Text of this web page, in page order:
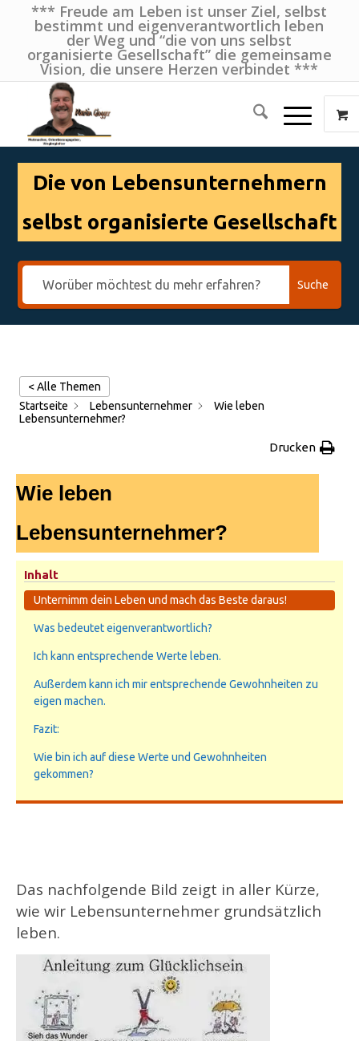
*** Freude am Leben ist unser Ziel, selbst
bestimmt und eigenverantwortlich leben
der Weg und “die von uns selbst
organisierte Gesellschaft” die gemeinsame
Vision, die unsere Herzen verbindet ***
Die von Lebensunternehmern
selbst organisierte Gesellschaft
Suche
< Alle Themen
Startseite
Lebensunternehmer
Wie leben
Lebensunternehmer?
Drucken
Wie leben
Lebensunternehmer?
Inhalt
Unternimm dein Leben und mach das Beste daraus!
Was bedeutet eigenverantwortlich?
Ich kann entsprechende Werte leben.
Außerdem kann ich mir entsprechende Gewohnheiten zu
eigen machen.
Fazit:
Wie bin ich auf diese Werte und Gewohnheiten
gekommen?
Das nachfolgende Bild zeigt in aller Kürze,
wie wir Lebensunternehmer grundsätzlich
leben.